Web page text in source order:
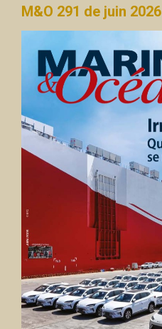
M&O 291 de juin 2026